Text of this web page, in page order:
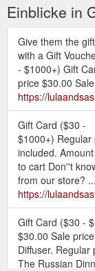
Einblicke in
Give them the
with a Gift
- $1000+) Gift
price $30.00
https://
Gift Card ($30 -
$1000+)
included.
to cart Don''t
from our store? ...
https://
Gift Card ($30 -
$30.00 Sale
Diffuser.
The Russian